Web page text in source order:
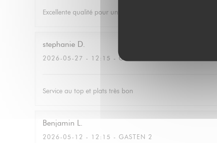
Excellente qualité pour un prix correcte avec du choix. Le
stephanie D
2026-05-27 - 12:15 - GASTEN 4
Service au top et plats très bon
Benjamin L
2026-05-12 - 12:15 - GASTEN 2